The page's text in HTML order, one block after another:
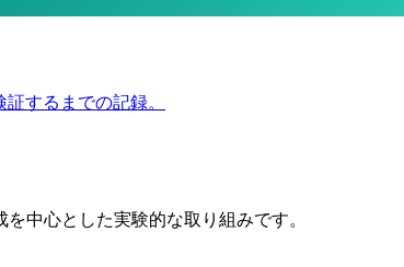
するまでの記録。
中心とした実験的な取り組みです。